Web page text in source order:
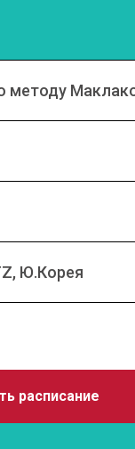
методу
Ю.Корея
расписание